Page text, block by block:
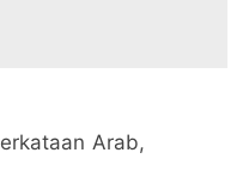
Arab,